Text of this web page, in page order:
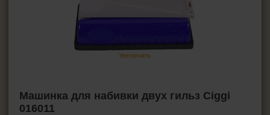
Увеличить
Машинка для набивки двух гильз Ciggi
016011
Фильтры для самокруток
Гильзы для сигарет
Машинки для гильз
Портсигары
Коробка для сигарет